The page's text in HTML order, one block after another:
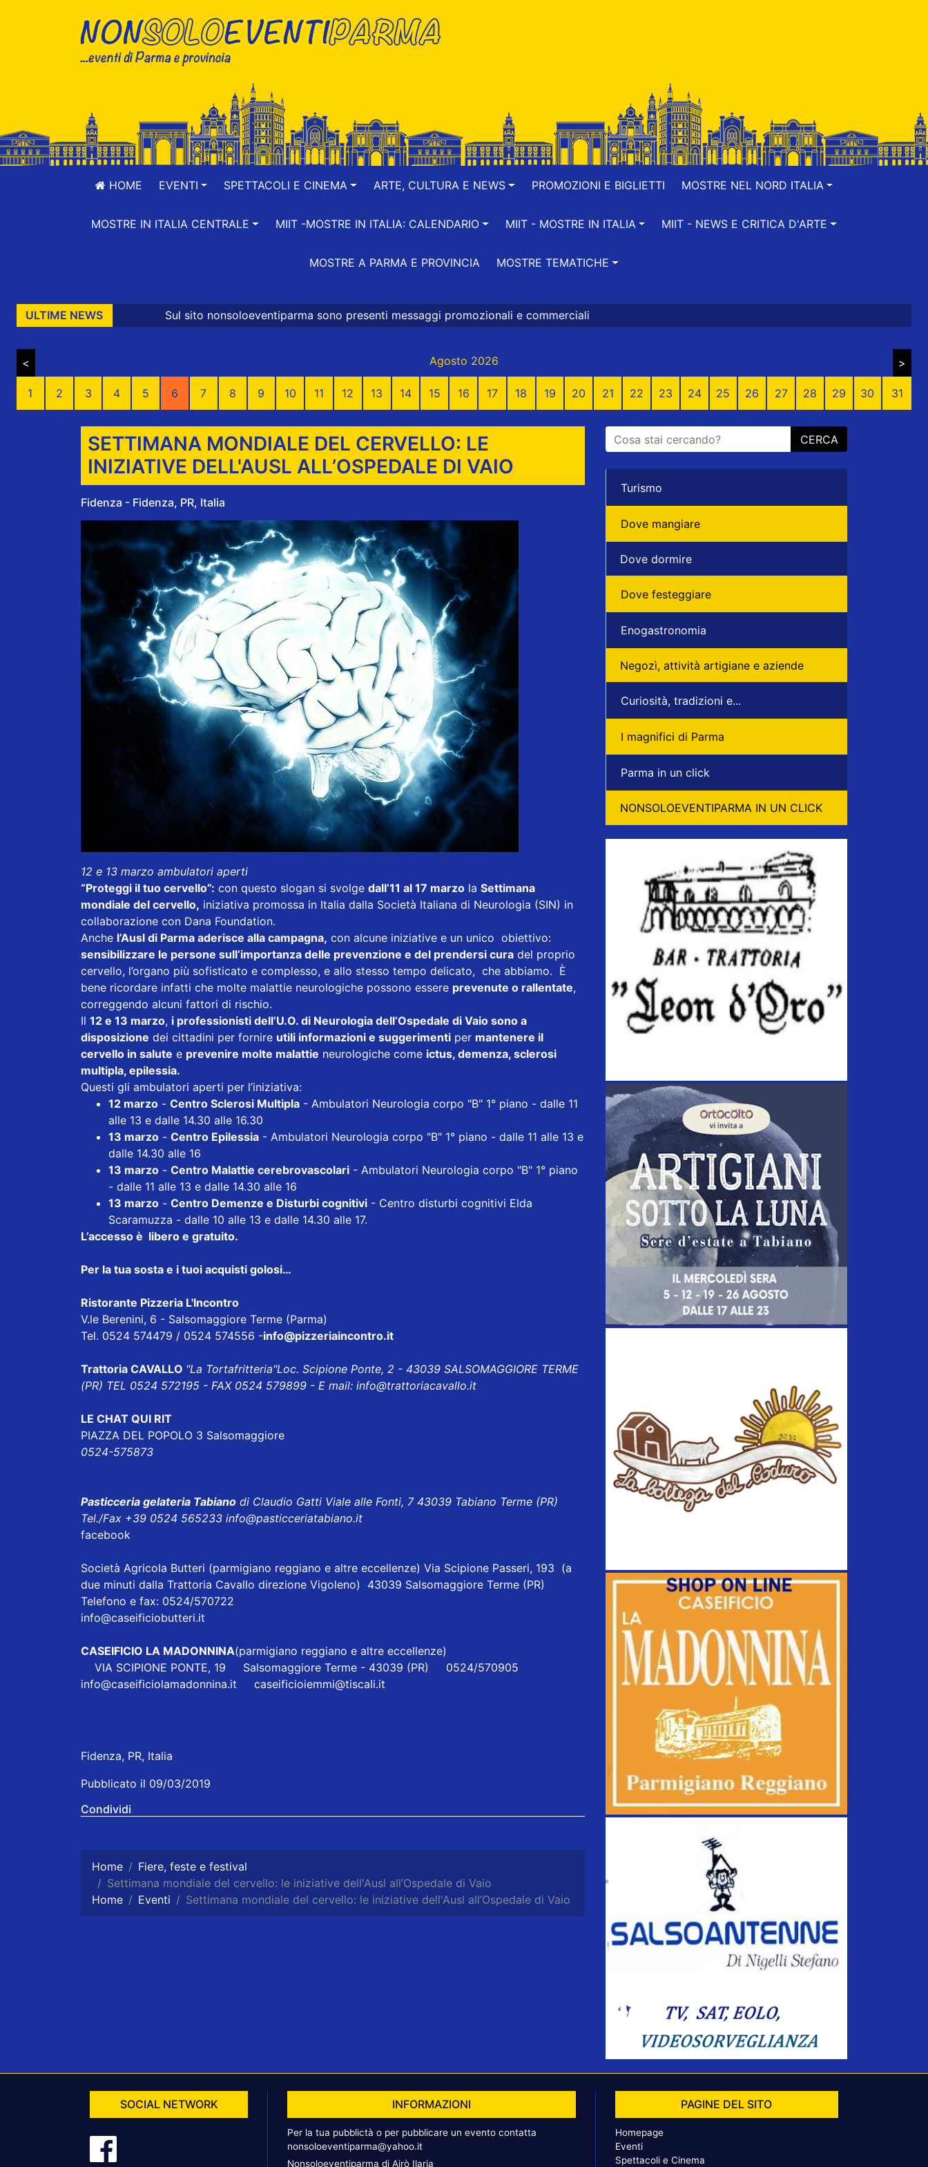
HOME EVENTI SPETTACOLI E CINEMA ARTE, CULTURA E NEWS PROMOZIONI E BIGLIETTI MOSTRE NEL NORD ITALIA
MOSTRE IN ITALIA CENTRALE MIIT -MOSTRE IN ITALIA: CALENDARIO MIIT - MOSTRE IN ITALIA MIIT - NEWS E CRITICA D'ARTE
MOSTRE A PARMA E PROVINCIA MOSTRE TEMATICHE
ULTIME NEWSSul sito nonsoloeventiparma sono presenti messaggi promozionali e commerciali
< Agosto 2026 >
1 2 3 4 5 6 7 8 9 10 11 12 13 14 15 16 17 18 19 20 21 22 23 24 25 26 27 28 29 30 31
SETTIMANA MONDIALE DEL CERVELLO: LE
INIZIATIVE DELL'AUSL ALL’OSPEDALE DI VAIO
Fidenza - Fidenza, PR, Italia
12 e 13 marzo ambulatori aperti
“Proteggi il tuo cervello”: con questo slogan si svolge dall’11 al 17 marzo la Settimana
mondiale del cervello, iniziativa promossa in Italia dalla Società Italiana di Neurologia (SIN) in
collaborazione con Dana Foundation.
Anche l’Ausl di Parma aderisce alla campagna, con alcune iniziative e un unico obiettivo:
sensibilizzare le persone sull’importanza delle prevenzione e del prendersi cura del proprio
cervello, l’organo più sofisticato e complesso, e allo stesso tempo delicato, che abbiamo. È
bene ricordare infatti che molte malattie neurologiche possono essere prevenute o rallentate,
correggendo alcuni fattori di rischio.
Il 12 e 13 marzo, i professionisti dell’U.O. di Neurologia dell’Ospedale di Vaio sono a
disposizione dei cittadini per fornire utili informazioni e suggerimenti per mantenere il
cervello in salute e prevenire molte malattie neurologiche come ictus, demenza, sclerosi
multipla, epilessia.
Questi gli ambulatori aperti per l’iniziativa:
12 marzo - Centro Sclerosi Multipla - Ambulatori Neurologia corpo "B" 1° piano - dalle 11
alle 13 e dalle 14.30 alle 16.30
13 marzo - Centro Epilessia - Ambulatori Neurologia corpo "B" 1° piano - dalle 11 alle 13 e
dalle 14.30 alle 16
13 marzo - Centro Malattie cerebrovascolari - Ambulatori Neurologia corpo "B" 1° piano
- dalle 11 alle 13 e dalle 14.30 alle 16
13 marzo - Centro Demenze e Disturbi cognitivi - Centro disturbi cognitivi Elda
Scaramuzza - dalle 10 alle 13 e dalle 14.30 alle 17.
L’accesso è libero e gratuito.
Per la tua sosta e i tuoi acquisti golosi…
Ristorante Pizzeria L'Incontro
V.le Berenini, 6 - Salsomaggiore Terme (Parma)
Tel. 0524 574479 / 0524 574556 -info@pizzeriaincontro.it
Trattoria CAVALLO "La Tortafritteria"Loc. Scipione Ponte, 2 - 43039 SALSOMAGGIORE TERME
(PR) TEL 0524 572195 - FAX 0524 579899 - E mail: info@trattoriacavallo.it
LE CHAT QUI RIT
PIAZZA DEL POPOLO 3 Salsomaggiore
0524-575873
Pasticceria gelateria Tabiano di Claudio Gatti Viale alle Fonti, 7 43039 Tabiano Terme (PR)
Tel./Fax +39 0524 565233 info@pasticceriatabiano.it
facebook
Società Agricola Butteri (parmigiano reggiano e altre eccellenze) Via Scipione Passeri, 193 (a
due minuti dalla Trattoria Cavallo direzione Vigoleno) 43039 Salsomaggiore Terme (PR)
Telefono e fax: 0524/570722
info@caseificiobutteri.it
CASEIFICIO LA MADONNINA(parmigiano reggiano e altre eccellenze)
VIA SCIPIONE PONTE, 19 Salsomaggiore Terme - 43039 (PR) 0524/570905
info@caseificiolamadonnina.it
caseificioiemmi@tiscali.it
Fidenza, PR, Italia
Pubblicato il 09/03/2019
Condividi
Home
Fiere, feste e festival
Settimana mondiale del cervello: le iniziative dell'Ausl all’Ospedale di Vaio
Home
Eventi Settimana mondiale del cervello: le iniziative dell'Ausl all’Ospedale di Vaio
CERCA
Turismo
Dove mangiare
Dove dormire
Dove festeggiare
Enogastronomia
Negozì, attività artigiane e aziende
Curiosità, tradizioni e...
I magnifici di Parma
Parma in un click
NONSOLOEVENTIPARMA IN UN CLICK
SOCIAL NETWORK INFORMAZIONI
Per la tua pubblictà o per pubblicare un evento contatta
nonsoloeventiparma@yahoo.it
Nonsoloeventiparma di Airò Ilaria
PAGINE DEL SITO
Homepage
Eventi
Spettacoli e Cinema